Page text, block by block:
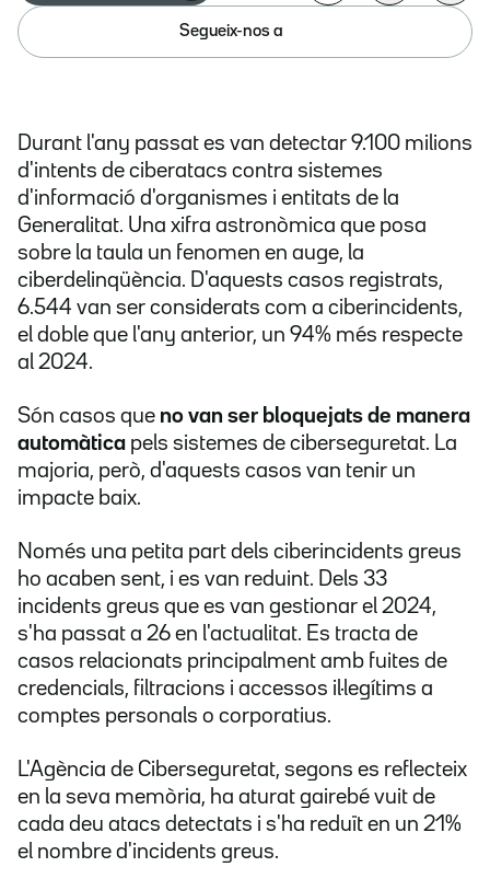
Segueix-nos a
Durant l'any passat es van detectar 9.100 milions
d'intents de ciberatacs contra sistemes
d'informació d'organismes i entitats de la
Generalitat. Una xifra astronòmica que posa
sobre la taula un fenomen en auge, la
ciberdelinqüència. D'aquests casos registrats,
6.544 van ser considerats com a ciberincidents,
el doble que l'any anterior, un 94% més respecte
al 2024.
Són casos que no van ser bloquejats de manera
automàtica pels sistemes de ciberseguretat. La
majoria, però, d'aquests casos van tenir un
impacte baix.
Només una petita part dels ciberincidents greus
ho acaben sent, i es van reduint. Dels 33
incidents greus que es van gestionar el 2024,
s'ha passat a 26 en l'actualitat. Es tracta de
casos relacionats principalment amb fuites de
credencials, filtracions i accessos il·legítims a
comptes personals o corporatius.
L'Agència de Ciberseguretat, segons es reflecteix
en la seva memòria, ha aturat gairebé vuit de
cada deu atacs detectats i s'ha reduït en un 21%
el nombre d'incidents greus.